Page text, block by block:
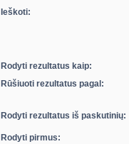
Ieškoti:
Rodyti rezultatus kaip:
Rūšiuoti rezultatus pagal:
Rodyti rezultatus iš paskutinių:
Rodyti pirmus: